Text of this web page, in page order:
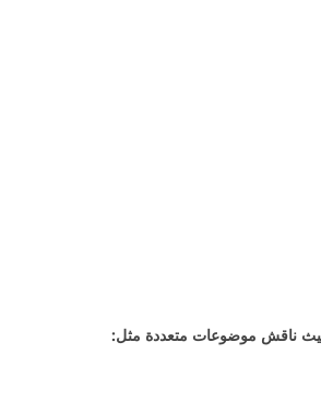
ناقش موضوعات متعددة مثل: